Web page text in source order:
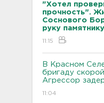
"Хотел
прочность".
Соснового
руку
11:15
В Красном
бригаду
Агрессор
11:04